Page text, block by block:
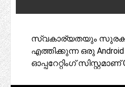
സ്വകാര്യതയും
എത്തിക്കുന്ന ഒരു
ഓപ്പറേറ്റിംഗ് സിസ്റ്റമാണ്